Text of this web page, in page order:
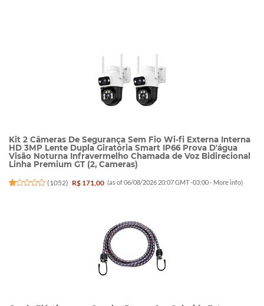
Kit 2 Câmeras De Segurança Sem Fio Wi-fi Externa Interna
HD 3MP Lente Dupla Giratória Smart IP66 Prova D'água
Visão Noturna Infravermelho Chamada de Voz Bidirecional
Linha Premium GT (2, Cameras)
(1052) R$ 171,00 (as of 06/08/2026 20:07 GMT -03:00 - More info)